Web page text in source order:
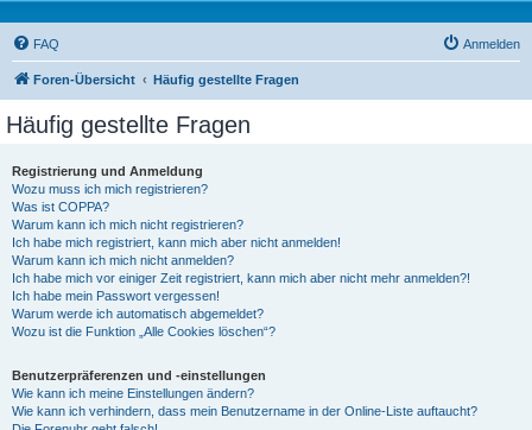
FAQ Anmelden
Foren-Übersicht Häufig gestellte Fragen
Häufig gestellte Fragen
Registrierung und Anmeldung
Wozu muss ich mich registrieren?
Was ist COPPA?
Warum kann ich mich nicht registrieren?
Ich habe mich registriert, kann mich aber nicht anmelden!
Warum kann ich mich nicht anmelden?
Ich habe mich vor einiger Zeit registriert, kann mich aber nicht mehr anmelden?!
Ich habe mein Passwort vergessen!
Warum werde ich automatisch abgemeldet?
Wozu ist die Funktion „Alle Cookies löschen“?
Benutzerpräferenzen und -einstellungen
Wie kann ich meine Einstellungen ändern?
Wie kann ich verhindern, dass mein Benutzername in der Online-Liste auftaucht?